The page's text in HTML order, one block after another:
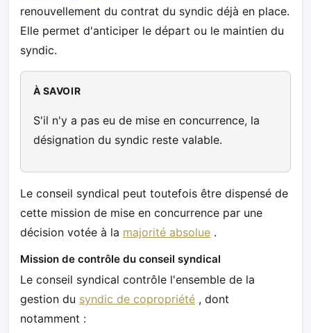
renouvellement du contrat du syndic déjà en place.
Elle permet d'anticiper le départ ou le maintien du
syndic.
À SAVOIR
S'il n'y a pas eu de mise en concurrence, la
désignation du syndic reste valable.
Le conseil syndical peut toutefois être dispensé de
cette mission de mise en concurrence par une
décision votée à la majorité absolue .
Mission de contrôle du conseil syndical
Le conseil syndical contrôle l'ensemble de la
gestion du syndic de copropriété , dont
notamment :